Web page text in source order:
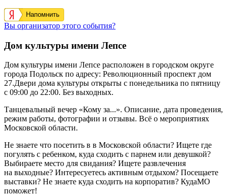
Напомнить
Вы организатор этого события?
Дом культуры имени Лепсе
Дом культуры имени Лепсе расположен в городском округе
города Подольск по адресу: Революционный проспект дом
27.Двери дома культуры открыты с понедельника по пятницу
с 09:00 до 22:00. Без выходных.
Танцевальный вечер «Кому за...». Описание, дата проведения,
режим работы, фотографии и отзывы. Всё о мероприятиях
Московской области.
Не знаете что посетить в в Московской области? Ищете где
погулять с ребенком, куда сходить с парнем или девушкой?
Выбираете место для свидания? Ищете развлечения
на выходные? Интересуетесь активным отдыхом? Посещаете
выставки? Не знаете куда сходить на корпоратив? КудаМО
поможет!